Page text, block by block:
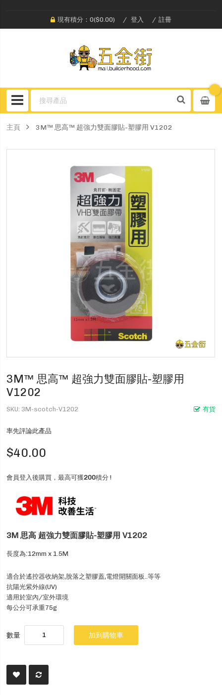
現有積分：0($0.00) 登入 註冊
主頁 3M™ 思高™ 超強力雙面膠貼-塑膠用 V1202
3M™ 思高™ 超強力雙面膠貼-塑膠用
V1202
有貨
SKU 3M-scotch-V1202
率先評論此產品
$40.00
會員登入後購買，最高可獲200積分 !
3M 思高 超強力雙面膠貼-塑膠用 V1202
長度為:12mm x 1.5M
適合於遙控器收納架,脫落之塑膠蓋,電燈開關面板..等等
抗陽光紫外線(UV)
適用於室內/室外環境
每公分可承重75g
數量 加到購物車